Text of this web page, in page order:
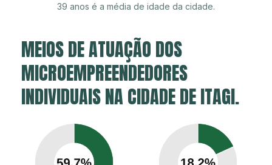
39 anos é a média de idade da cidade.
MEIOS DE ATUAÇÃO DOS
MICROEMPREENDEDORES
INDIVIDUAIS NA CIDADE DE ITAGI.